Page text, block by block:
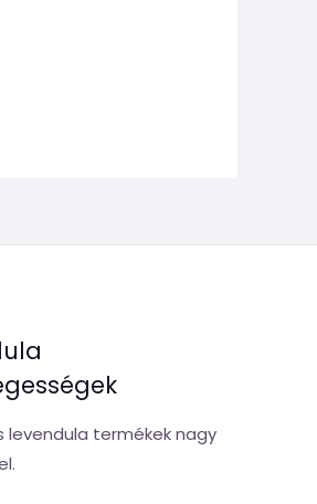
levendula termékek nagy